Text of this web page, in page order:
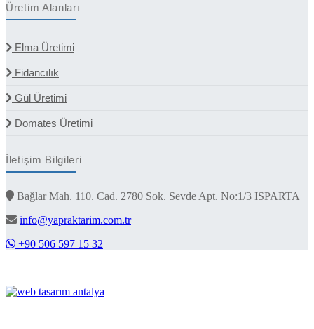
Üretim Alanları
Elma Üretimi
Fidancılık
Gül Üretimi
Domates Üretimi
İletişim Bilgileri
Bağlar Mah. 110. Cad. 2780 Sok. Sevde Apt. No:1/3 ISPARTA
info@yapraktarim.com.tr
+90 506 597 15 32